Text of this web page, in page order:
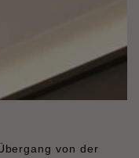
von der